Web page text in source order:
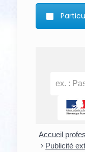
Accueil
> Publicité